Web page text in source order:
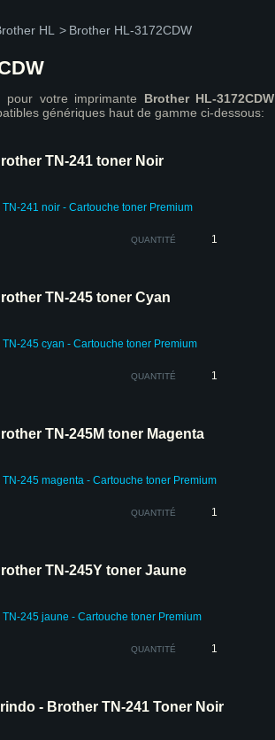
HL > Brother HL-3172CDW
pour votre imprimante Brother HL-3172CDW
génériques haut de gamme ci-dessous:
TN-241 toner Noir
241 noir - Cartouche toner Premium
QUANTITÉ
TN-245 toner Cyan
245 cyan - Cartouche toner Premium
QUANTITÉ
TN-245M toner Magenta
245 magenta - Cartouche toner Premium
QUANTITÉ
TN-245Y toner Jaune
TN-245 jaune - Cartouche toner Premium
QUANTITÉ
- Brother TN-241 Toner Noir